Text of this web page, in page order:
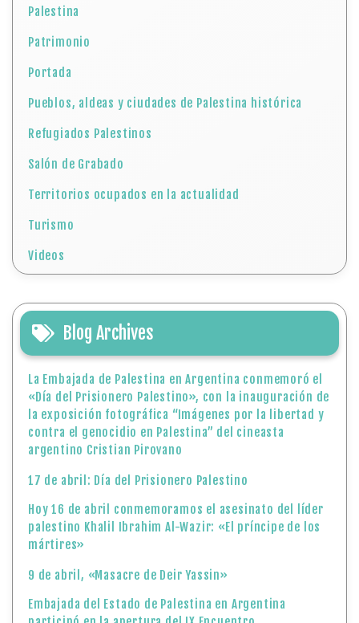
Palestina
Patrimonio
Portada
Pueblos, aldeas y ciudades de Palestina histórica
Refugiados Palestinos
Salón de Grabado
Territorios ocupados en la actualidad
Turismo
Videos
Blog Archives
La Embajada de Palestina en Argentina conmemoró el
«Día del Prisionero Palestino», con la inauguración de
la exposición fotográfica “Imágenes por la libertad y
contra el genocidio en Palestina” del cineasta
argentino Cristian Pirovano
17 de abril: Día del Prisionero Palestino
Hoy 16 de abril conmemoramos el asesinato del líder
palestino Khalil Ibrahim Al-Wazir: «El príncipe de los
mártires»
9 de abril, «Masacre de Deir Yassin»
Embajada del Estado de Palestina en Argentina